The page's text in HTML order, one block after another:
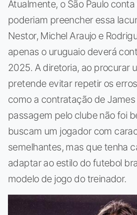
Atualmente, o São Paulo
poderiam preencher essa
Nestor, Michel Araujo e
apenas o uruguaio deverá
2025. A diretoria, ao procurar
pretende evitar repetir os
como a contratação de
passagem pelo clube não foi
buscam um jogador com
semelhantes, mas que tenha
adaptar ao estilo do futebol
modelo de jogo do treinador.